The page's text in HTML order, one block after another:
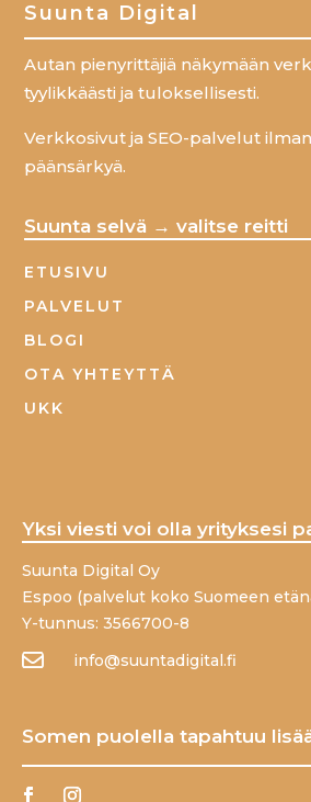
Suunta Digital
Autan pienyrittäjiä näkymään
tyylikkäästi ja tuloksellisesti.
Verkkosivut ja SEO-palvelut
päänsärkyä.
Suunta selvä → valitse reitti
ETUSIVU
PALVELUT
BLOGI
OTA YHTEYTTÄ
UKK
Yksi viesti voi olla yrityksesi
Suunta Digital Oy
Espoo (palvelut koko Suomeen
Y-tunnus: 3566700-8
 info@suuntadigital.fi
Somen puolella tapahtuu